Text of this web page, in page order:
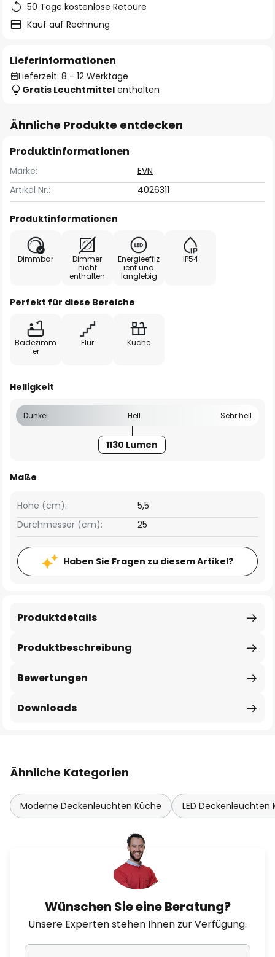
50 Tage kostenlose Retoure
Kauf auf Rechnung
Lieferinformationen
Lieferzeit: 8 - 12 Werktage
Gratis Leuchtmittel enthalten
Ähnliche Produkte entdecken
Produktinformationen
Marke:
EVN
Artikel Nr.:
4026311
Produktinformationen
Dimmbar
Dimmer
nicht
enthalten
Energieeffiz
ient und
langlebig
IP54
Perfekt für diese Bereiche
Badezimm
er
Flur Küche
Helligkeit
Dunkel Hell Sehr hell
1130 Lumen
Maße
Höhe (cm):
5,5
Durchmesser (cm):
25
Haben Sie Fragen zu diesem Artikel?
Produktbeschreibung
Produktdetails
Bewertungen
Downloads
Ähnliche Kategorien
Moderne Deckenleuchten Küche LED Deckenleuchten
Wünschen Sie eine Beratung?
Unsere Experten stehen Ihnen zur Verfügung.